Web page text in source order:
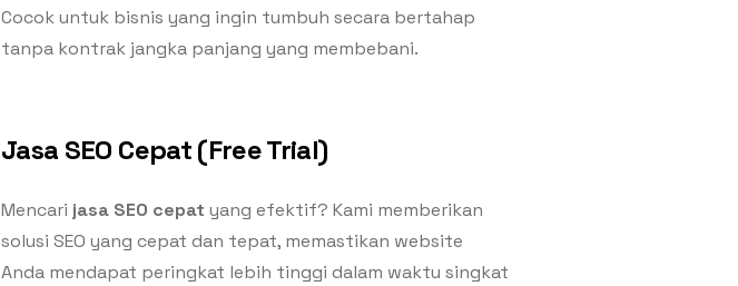
Cocok untuk bisnis yang ingin tumbuh secara bertahap
tanpa kontrak jangka panjang yang membebani.
Jasa SEO Cepat (Free Trial)
Mencari jasa SEO cepat yang efektif? Kami memberikan
solusi SEO yang cepat dan tepat, memastikan website
Anda mendapat peringkat lebih tinggi dalam waktu singkat